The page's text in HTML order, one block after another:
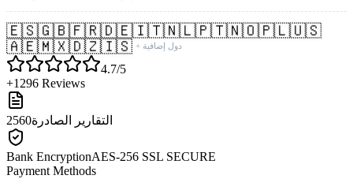
🇪🇸🇬🇧🇫🇷🇩🇪🇮🇹🇳🇱🇵🇹🇳🇴🇵🇱🇺🇸
🇦🇪🇲🇽🇩🇿🇮🇸 + دول إضافية
4.7/5
+1296 Reviews
2560التقارير الصادرة
Bank EncryptionAES-256 SSL SECURE
Payment Methods